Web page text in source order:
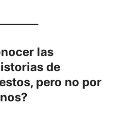
las
de
pero no por